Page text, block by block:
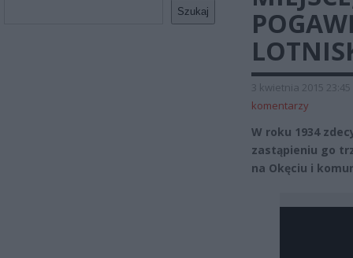
Szukaj
3 kwietnia 2015 23:45
komentarzy
W roku 1934
zastąpieniu go
na Okęciu i